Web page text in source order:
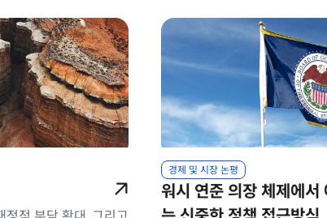
경제 및 시장 논평
워시 연준 의장 체제에서